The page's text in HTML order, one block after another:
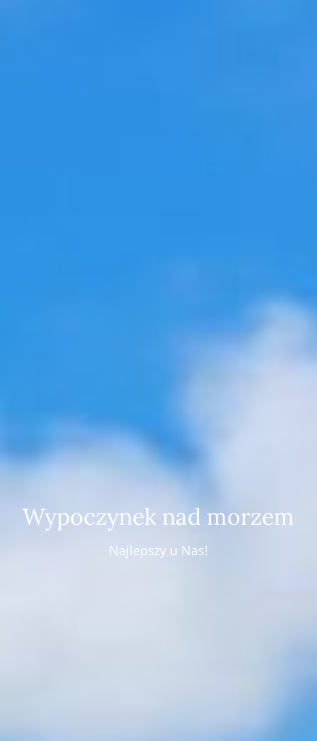
Wypoczynek nad morzem
Najlepszy u Nas!